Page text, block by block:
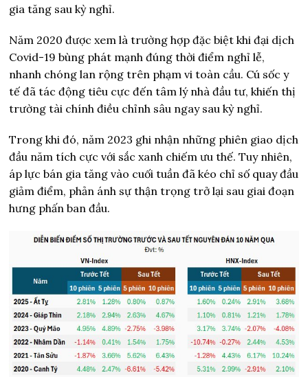
gia tăng sau kỳ nghỉ.
Năm 2020 được xem là trường hợp đặc biệt khi đại dịch
Covid-19 bùng phát mạnh đúng thời điểm nghỉ lễ,
nhanh chóng lan rộng trên phạm vi toàn cầu. Cú sốc y
tế đã tác động tiêu cực đến tâm lý nhà đầu tư, khiến thị
trường tài chính điều chỉnh sâu ngay sau kỳ nghỉ.
Trong khi đó, năm 2023 ghi nhận những phiên giao dịch
đầu năm tích cực với sắc xanh chiếm ưu thế. Tuy nhiên,
áp lực bán gia tăng vào cuối tuần đã kéo chỉ số quay đầu
giảm điểm, phản ánh sự thận trọng trở lại sau giai đoạn
hưng phấn ban đầu.